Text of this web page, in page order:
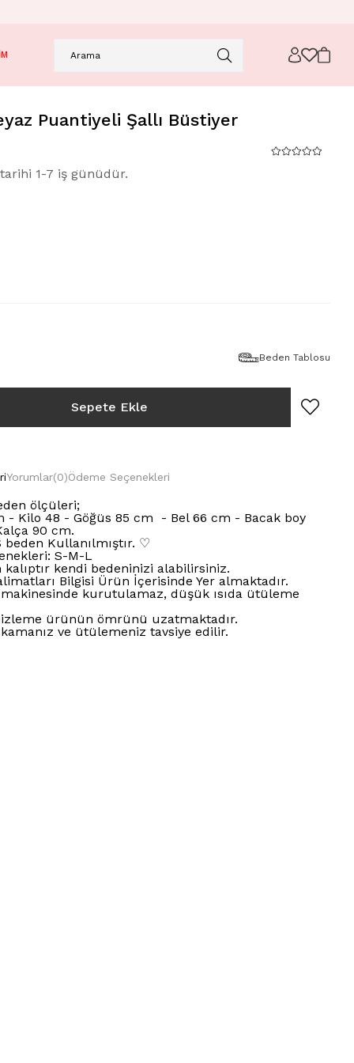
Puantiyeli Şallı Büstiyer
tarihi 1-7 iş günüdür.
Beden Tablosu
Yorumlar(0)Ödeme Seçenekleri
ölçüleri;
- Kilo 48 - Göğüs 85 cm - Bel 66 cm - Bacak boy
90 cm.
beden Kullanılmıştır. ♡
S-M-L
kalıptır kendi bedeninizi alabilirsiniz.
Bilgisi Ürün İçerisinde Yer almaktadır.
kurutulamaz, düşük ısıda ütüleme
ürünün ömrünü uzatmaktadır.
ve ütülemeniz tavsiye edilir.